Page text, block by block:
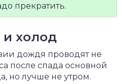
прекратить.
и холод
дождя проводят не
после спада основной
но лучше не утром.